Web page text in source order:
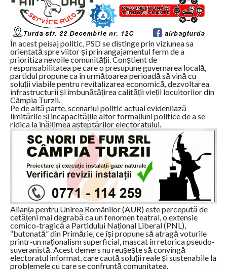
În acest peisaj politic, PSD se distinge prin viziunea sa
orientată spre viitor și prin angajamentul ferm de a
prioritiza nevoile comunității. Conștient de
responsabilitatea pe care o presupune guvernarea locală,
partidul propune ca în următoarea perioadă să vină cu
soluții viabile pentru revitalizarea economică, dezvoltarea
infrastructurii și îmbunătățirea calității vieții locuitorilor din
Câmpia Turzii.
Pe de altă parte, scenariul politic actual evidențiază
limitările și incapacitățile altor formațiuni politice de a se
ridica la înălțimea așteptărilor electoratului.
Alianța pentru Unirea Românilor (AUR) este percepută de
cetățeni mai degrabă ca un fenomen teatral, o extensie
comico-tragică a Partidului Național Liberal (PNL),
“butonată” din Primărie, ce își propune să atragă voturile
printr-un naționalism superficial, mascat în retorica pseudo-
suveranistă. Acest demers nu reușește să convingă
electoratul informat, care caută soluții reale și sustenabile la
problemele cu care se confruntă comunitatea.